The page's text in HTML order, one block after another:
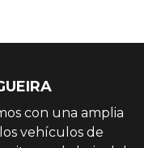
con una amplia
vehículos de